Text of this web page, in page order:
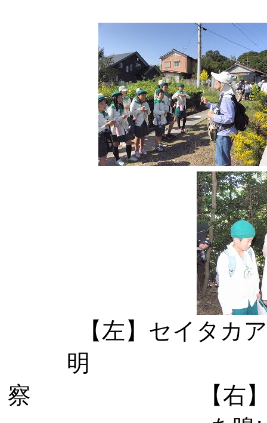
【左】セイタカ
明 【中】
察 【右】オオワ